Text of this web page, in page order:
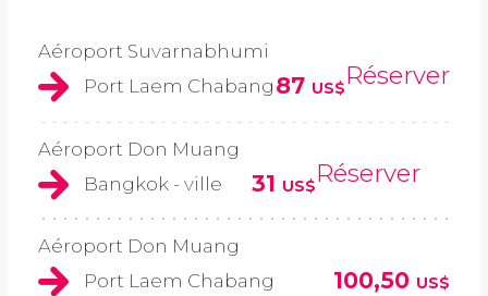
Aéroport Suvarnabhumi
Port Laem Chabang 87 US$Réserver
Aéroport Don Muang
Bangkok - ville
31 US$Réserver
Aéroport Don Muang
Port Laem Chabang
100,50 US$